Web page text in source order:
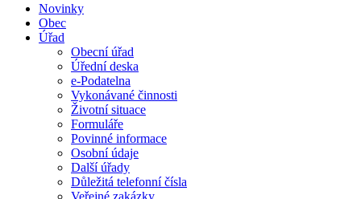
Novinky
Obec
Úřad
Obecní úřad
Úřední deska
e-Podatelna
Vykonávané činnosti
Životní situace
Formuláře
Povinné informace
Osobní údaje
Další úřady
Důležitá telefonní čísla
Veřejné zakázky